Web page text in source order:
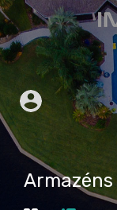
Armazéns